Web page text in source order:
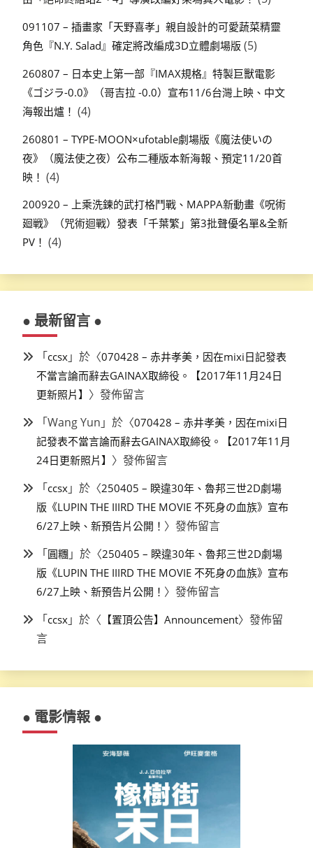
091107 – 插畫家「天野喜孝」親自設計的可愛蔬菜精靈
角色『N.Y. Salad』確定將改編成3D立體劇場版 (5)
260807 – 日本史上第一部『IMAX規格』特製巨獸電影
《ゴジラ-0.0》（哥吉拉 -0.0）宣布11/6台灣上映、中文
海報出爐！ (4)
260801 – TYPE-MOON×ufotable劇場版《魔法使いの
夜》（魔法使之夜）公布二種版本新海報、預定11/20首
映！ (4)
200920 – 上乘洗鍊的武打格鬥戰、MAPPA新動畫《呪術
廻戦》（咒術迴戰）發表「千葉繁」第3批聲優名單&全新
PV！ (4)
● 最新留言 ●
「ccsx 」於〈070428 – 赤井孝美，因在mixi日記發表
不當言論而辭去GAINAX取締役。【2017年11月24日
更新照片】 〉發佈留言
「Wang Yun 」於〈070428 – 赤井孝美，因在mixi日
記發表不當言論而辭去GAINAX取締役。【2017年11月
24日更新照片】 〉發佈留言
「ccsx 」於〈250405 – 睽違30年、魯邦三世2D劇場
版《LUPIN THE IIIRD THE MOVIE 不死身の血族》宣布
6/27上映、新預告片公開！ 〉發佈留言
「圓糰 」於〈250405 – 睽違30年、魯邦三世2D劇場
版《LUPIN THE IIIRD THE MOVIE 不死身の血族》宣布
6/27上映、新預告片公開！ 〉發佈留言
「ccsx 」於〈 【置頂公告】Announcement〉發佈留
言
● 電影情報 ●